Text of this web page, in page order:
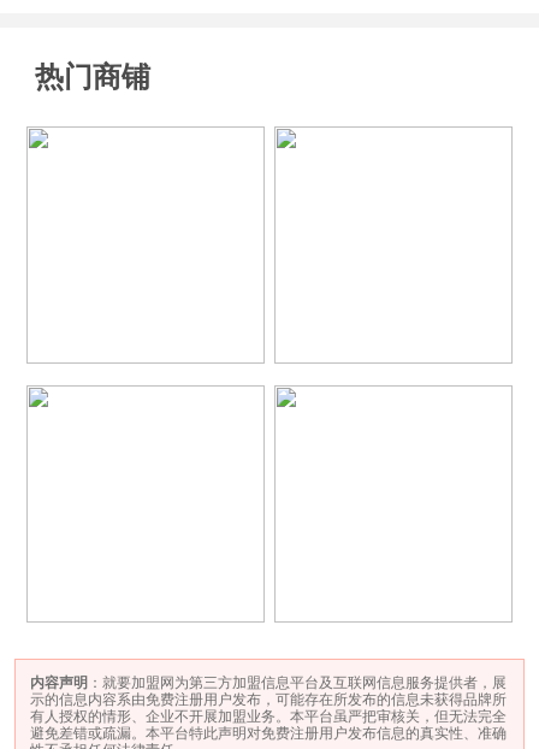
热门商铺
内容声明 ：就要加盟网为第三方加盟信息平台及互联网信息服务提供者，展
示的信息内容系由免费注册用户发布，可能存在所发布的信息未获得品牌所
有人授权的情形、企业不开展加盟业务。本平台虽严把审核关，但无法完全
避免差错或疏漏。本平台特此声明对免费注册用户发布信息的真实性、准确